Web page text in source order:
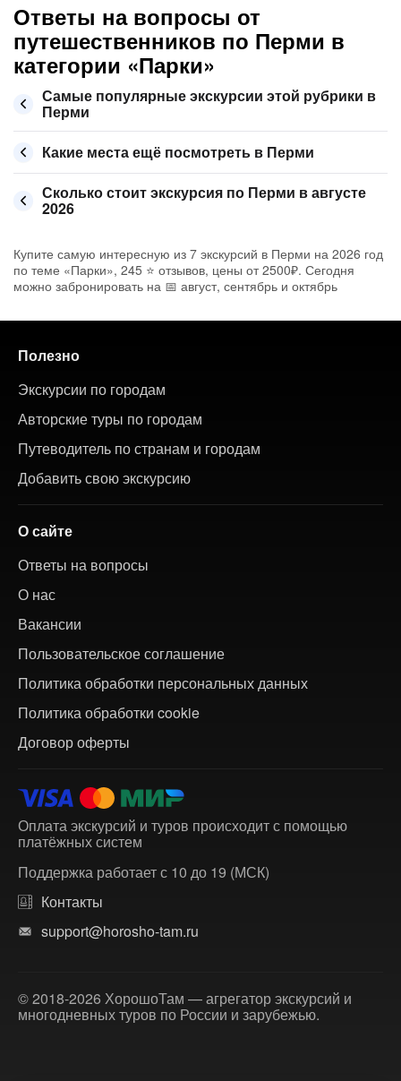
Ответы на вопросы от
путешественников по Перми в
категории «Парки»
Самые популярные экскурсии этой рубрики в
Перми
Какие места ещё посмотреть в Перми
Сколько стоит экскурсия по Перми в августе
2026
Купите самую интересную из 7 экскурсий в Перми на 2026 год
по теме «Парки», 245 ⭐ отзывов, цены от 2500₽. Сегодня
можно забронировать на 📅 август, сентябрь и октябрь
Полезно
Экскурсии по городам
Авторские туры по городам
Путеводитель по странам и городам
Добавить свою экскурсию
О сайте
Ответы на вопросы
О нас
Вакансии
Пользовательское соглашение
Политика обработки персональных данных
Политика обработки cookie
Договор оферты
Оплата экскурсий и туров происходит с помощью
платёжных систем
Поддержка работает с 10 до 19 (МСК)
Контакты
support@horosho-tam.ru
© 2018-2026 ХорошоТам — агрегатор экскурсий и
многодневных туров по России и зарубежью.